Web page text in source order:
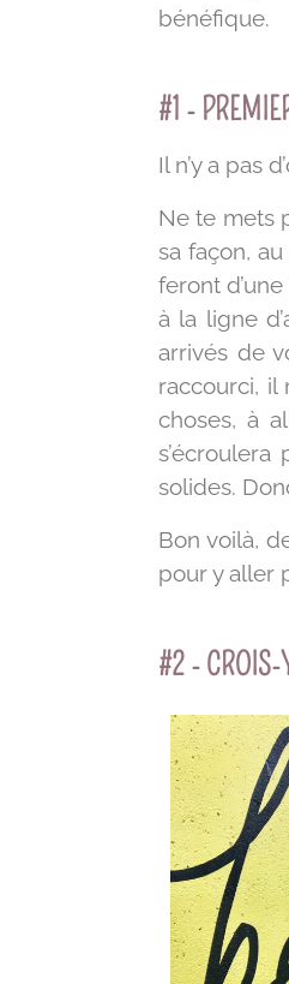
bénéfique.
#1 -
Il n’y a pas
Ne te mets
sa façon,
feront
à la ligne
arrivés de
raccourci, il
choses, à
solides.
Bon voilà,
pour y aller
#2 - CROIS-